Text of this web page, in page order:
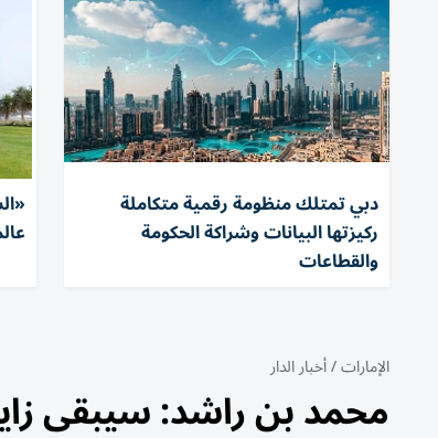
دبي تمتلك منظومة رقمية متكاملة
ركيزتها البيانات وشراكة الحكومة
والقطاعات
الإمارات/أخبار الدار
محمد بن راشد: سيبقى